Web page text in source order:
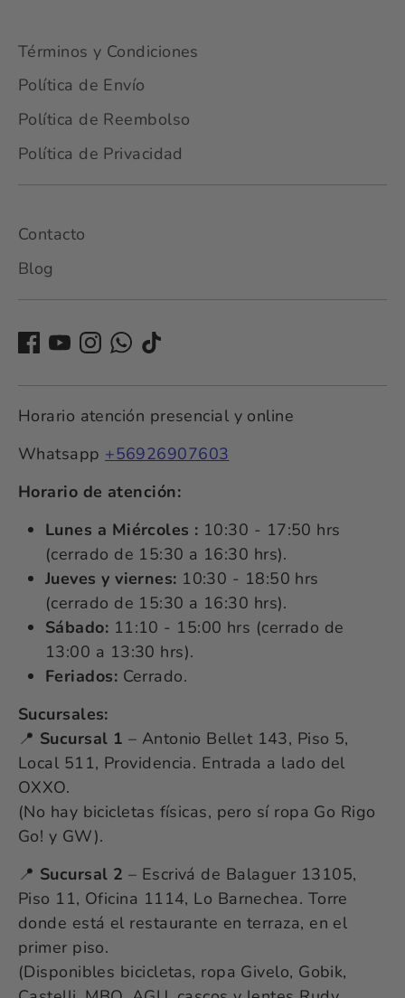
Términos y Condiciones
Política de Envío
Política de Reembolso
Política de Privacidad
Contacto
Blog
Horario atención presencial y online
Whatsapp +56926907603
Horario de atención:
Lunes a Miércoles : 10:30 - 17:50 hrs
(cerrado de 15:30 a 16:30 hrs).
Jueves y viernes: 10:30 - 18:50 hrs
(cerrado de 15:30 a 16:30 hrs).
Sábado: 11:10 - 15:00 hrs (cerrado de
13:00 a 13:30 hrs).
Feriados: Cerrado.
Sucursales:
📍 Sucursal 1 – Antonio Bellet 143, Piso 5,
Local 511, Providencia. Entrada a lado del
OXXO.
(No hay bicicletas físicas, pero sí ropa Go Rigo
Go! y GW).
📍 Sucursal 2 – Escrivá de Balaguer 13105,
Piso 11, Oficina 1114, Lo Barnechea. Torre
donde está el restaurante en terraza, en el
primer piso.
(Disponibles bicicletas, ropa Givelo, Gobik,